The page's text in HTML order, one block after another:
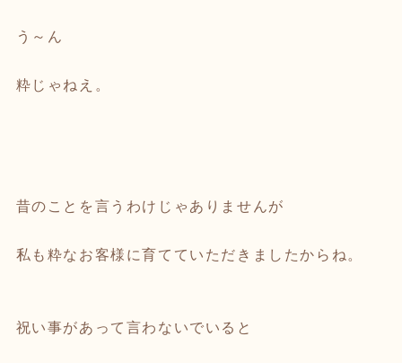
う～ん
粋じゃねえ。
昔のことを言うわけじゃありませんが
私も粋なお客様に育てていただきましたからね。
祝い事があって言わないでいると